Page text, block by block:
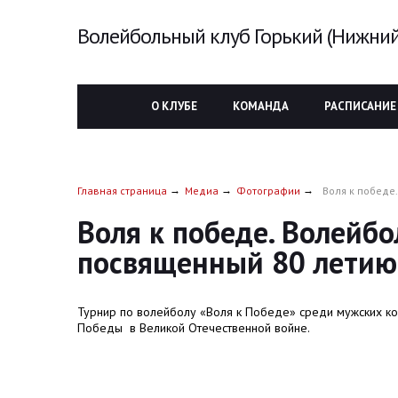
Волейбольный клуб Горький
О КЛУБЕ КОМАНДА
Главная страница Медиа Фотографии Воля к
Воля к победе.
посвященный 80
Турнир по волейболу «Воля к Победе» среди мужских
Победы в Великой Отечественной войне.